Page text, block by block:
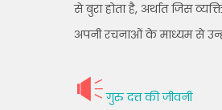
से बुरा होता है, अर्थात जिस
अपनी रचनाओं के माध्यम से
गुरु दत्त की जीवनी